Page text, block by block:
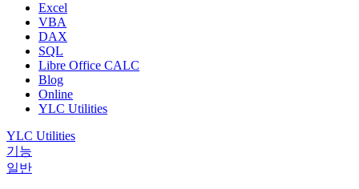
Excel
VBA
DAX
SQL
Libre Office CALC
Blog
Online
YLC Utilities
YLC Utilities
기능
일반